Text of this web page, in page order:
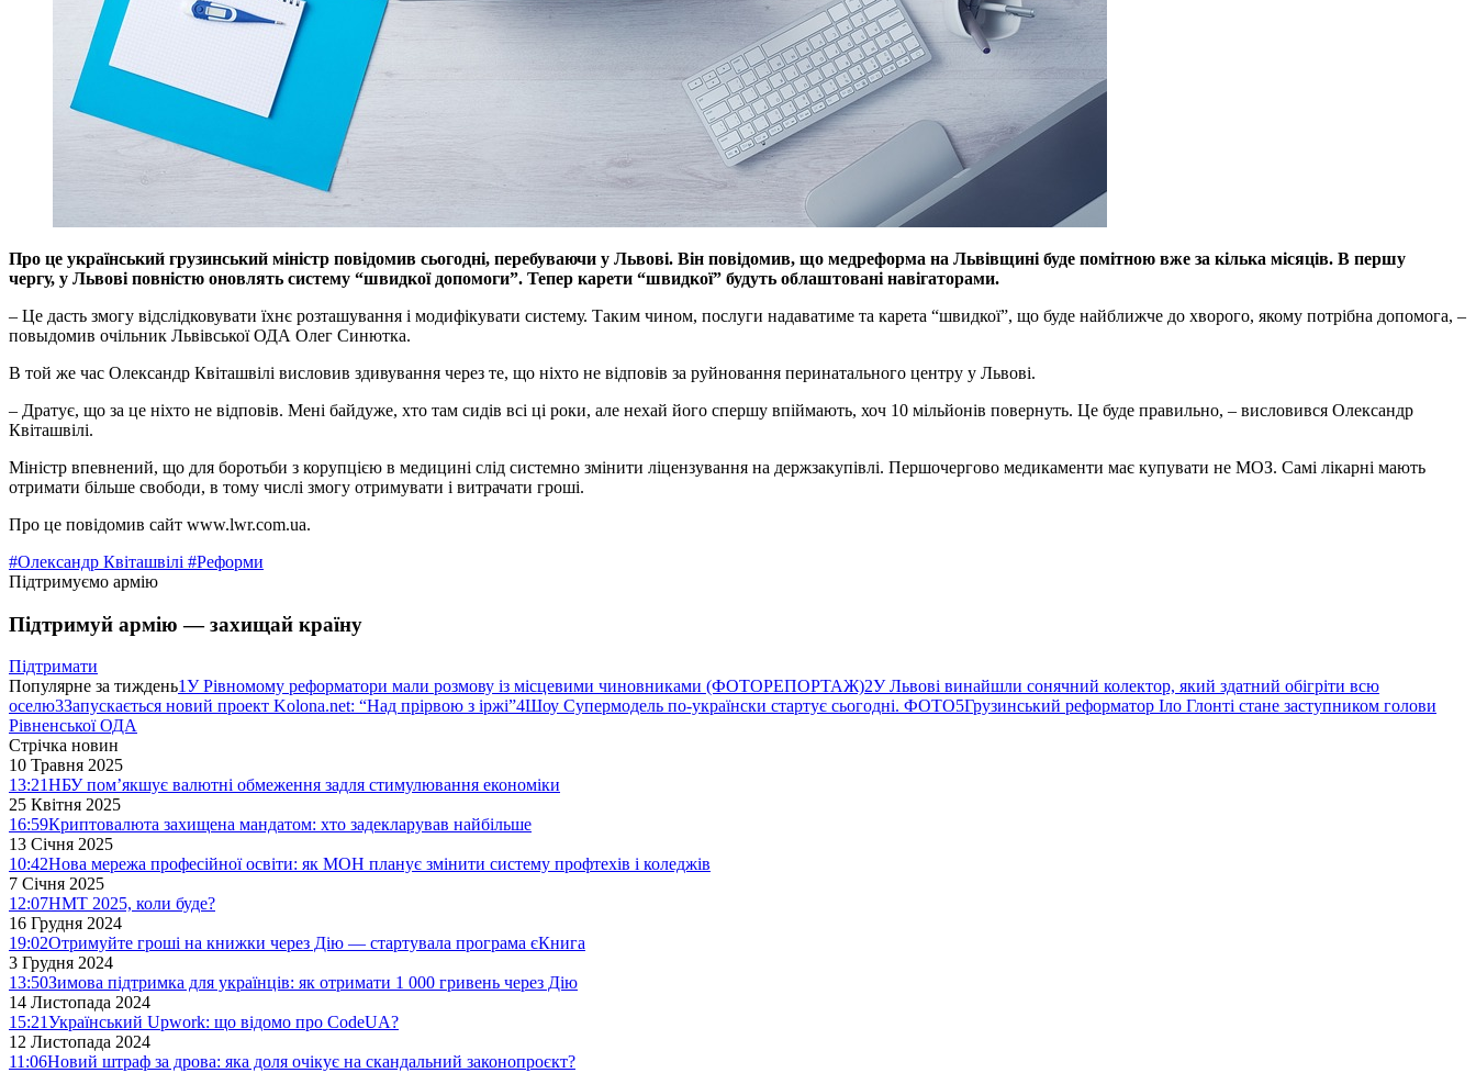
Про це український грузинський міністр повідомив сьогодні, перебуваючи у Львові. Він повідомив, що медреформа на Львівщині буде помітною вже за кілька місяців. В першу
чергу, у Львові повністю оновлять систему “швидкої допомоги”. Тепер карети “швидкої” будуть облаштовані навігаторами.
– Це дасть змогу відслідковувати їхнє розташування і модифікувати систему. Таким чином, послуги надаватиме та карета “швидкої”, що буде найближче до хворого, якому потрібна допомога, –
повыдомив очільник Львівської ОДА Олег Синютка.
В той же час Олександр Квіташвілі висловив здивування через те, що ніхто не відповів за руйновання перинатального центру у Львові.
– Дратує, що за це ніхто не відповів. Мені байдуже, хто там сидів всі ці роки, але нехай його спершу впіймають, хоч 10 мільйонів повернуть. Це буде правильно, – висловився Олександр
Квіташвілі.
Міністр впевнений, що для боротьби з корупцією в медицині слід системно змінити ліцензування на держзакупівлі. Першочергово медикаменти має купувати не МОЗ. Самі лікарні мають
отримати більше свободи, в тому числі змогу отримувати і витрачати гроші.
Про це повідомив сайт www.lwr.com.ua.
#Олександр Квіташвілі #Реформи
Підтримуємо армію
Підтримуй армію — захищай країну
Підтримати
Популярне за тиждень1У Рівномому реформатори мали розмову із місцевими чиновниками (ФОТОРЕПОРТАЖ)2У Львові винайшли сонячний колектор, який здатний обігріти всю
оселю3Запускається новий проект Kolona.net: “Над прірвою з іржі”4Шоу Супермодель по-українски стартує сьогодні. ФОТО5Грузинський реформатор Іло Глонті стане заступником голови
Рівненської ОДА
Стрічка новин
10 Травня 2025
13:21НБУ пом’якшує валютні обмеження задля стимулювання економіки
25 Квітня 2025
16:59Криптовалюта захищена мандатом: хто задекларував найбільше
13 Січня 2025
10:42Нова мережа професійної освіти: як МОН планує змінити систему профтехів і коледжів
7 Січня 2025
12:07НМТ 2025, коли буде?
16 Грудня 2024
19:02Отримуйте гроші на книжки через Дію — стартувала програма єКнига
3 Грудня 2024
13:50Зимова підтримка для українців: як отримати 1 000 гривень через Дію
14 Листопада 2024
15:21Український Upwork: що відомо про CodeUA?
12 Листопада 2024
11:06Новий штраф за дрова: яка доля очікує на скандальний законопроєкт?